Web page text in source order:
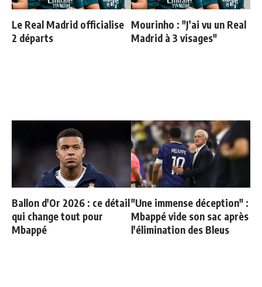
Le Real Madrid officialise
2 départs
Mourinho : "J’ai vu un Real
Madrid à 3 visages"
Ballon d'Or 2026 : ce détail
qui change tout pour
Mbappé
"Une immense déception" :
Mbappé vide son sac après
l'élimination des Bleus